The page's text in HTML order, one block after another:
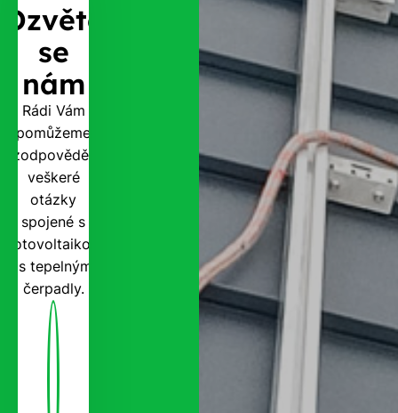
Ozvěte
se
nám
Rádi Vám
pomůžeme
zodpovědět
veškeré
otázky
spojené s
fotovoltaikou
i s tepelnými
čerpadly.